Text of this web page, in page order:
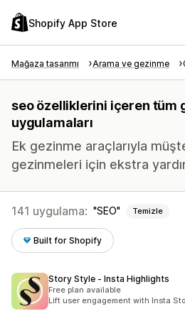
Shopify App Store
Mağaza tasarımı Arama ve gezinme
seo özelliklerini içeren tüm
uygulamaları
Ek gezinme araçlarıyla
gezinmeleri için ekstra
141 uygulama: SEO Temizle
Built for Shopify
Story Style ‑ Insta Highlights
Free plan available
Lift user engagement with Insta